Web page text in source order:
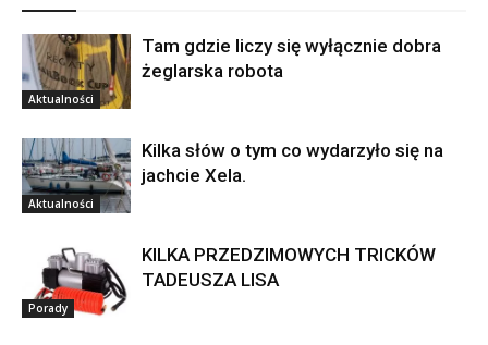
Aktualności
Tam gdzie liczy się wyłącznie dobra
żeglarska robota
Aktualności
Kilka słów o tym co wydarzyło się na
jachcie Xela.
Porady
KILKA PRZEDZIMOWYCH TRICKÓW
TADEUSZA LISA